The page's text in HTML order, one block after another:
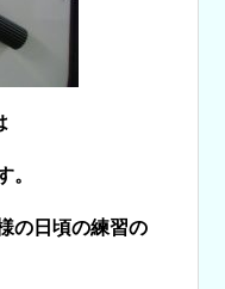
。
の日頃の練習の